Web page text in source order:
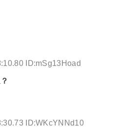
ID:mSg13Hoad
ID:WKcYNNd10